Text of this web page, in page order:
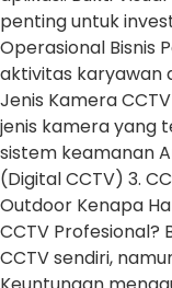
penting untuk
Operasional Bisnis
aktivitas karyawan
Jenis Kamera
jenis kamera yang
sistem keamanan
(Digital CCTV) 3.
Outdoor Kenapa
CCTV
CCTV sendiri,